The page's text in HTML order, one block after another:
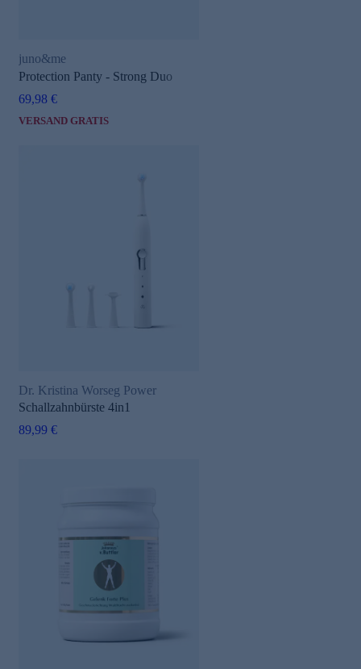
juno&me
Protection Panty - Strong Duo
69,98 €
VERSAND GRATIS
Dr. Kristina Worseg Power
Schallzahnbürste 4in1
89,99 €